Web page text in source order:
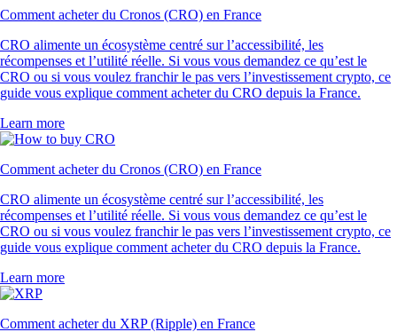
Comment acheter du Cronos (CRO) en France
CRO alimente un écosystème centré sur l’accessibilité, les
récompenses et l’utilité réelle. Si vous vous demandez ce qu’est le
CRO ou si vous voulez franchir le pas vers l’investissement crypto, ce
guide vous explique comment acheter du CRO depuis la France.
Learn more
Comment acheter du Cronos (CRO) en France
CRO alimente un écosystème centré sur l’accessibilité, les
récompenses et l’utilité réelle. Si vous vous demandez ce qu’est le
CRO ou si vous voulez franchir le pas vers l’investissement crypto, ce
guide vous explique comment acheter du CRO depuis la France.
Learn more
Comment acheter du XRP (Ripple) en France